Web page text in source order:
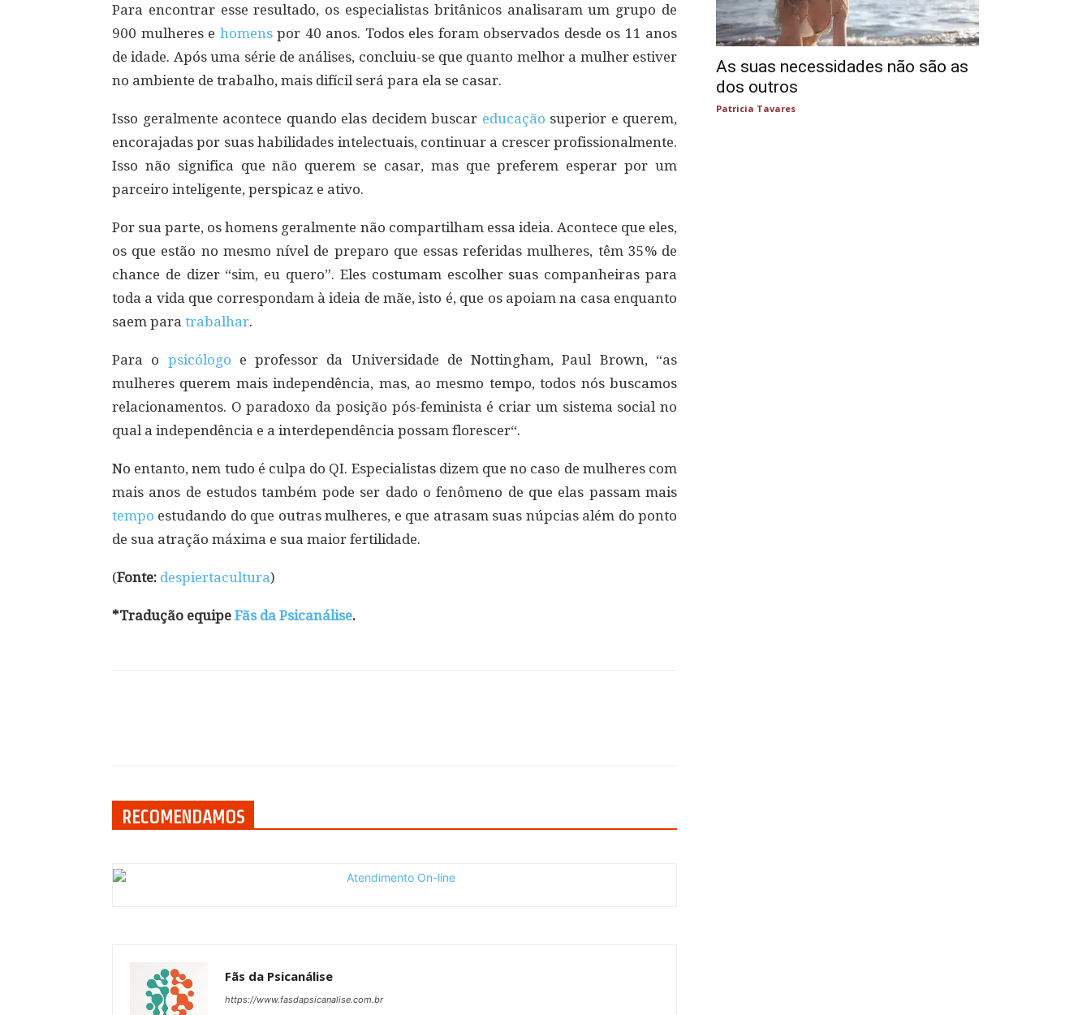
Para encontrar esse resultado, os especialistas britânicos analisaram um grupo de
900 mulheres e homenspor 40 anos. Todos eles foram observados desde os 11 anos
de idade. Após uma série de análises, concluiu-se que quanto melhor a mulher estiver
no ambiente de trabalho, mais difícil será para ela se casar.
Isso geralmente acontece quando elas decidem buscar educação superior e querem,
encorajadas por suas habilidades intelectuais, continuar a crescer profissionalmente.
Isso não significa que não querem se casar, mas que preferem esperar por um
parceiro inteligente, perspicaz e ativo.
Por sua parte, os homens geralmente não compartilham essa ideia. Acontece que eles,
os que estão no mesmo nível de preparo que essas referidas mulheres, têm 35% de
chance de dizer “sim, eu quero”. Eles costumam escolher suas companheiras para
toda a vida que correspondam à ideia de mãe, isto é, que os apoiam na casa enquanto
saem para trabalhar.
Para o psicólogo e professor da Universidade de Nottingham, Paul Brown, “as
mulheres querem mais independência, mas, ao mesmo tempo, todos nós buscamos
relacionamentos. O paradoxo da posição pós-feminista é criar um sistema social no
qual a independência e a interdependência possam florescer“.
No entanto, nem tudo é culpa do QI. Especialistas dizem que no caso de mulheres com
mais anos de estudos também pode ser dado o fenômeno de que elas passam mais
tempo estudando do que outras mulheres, e que atrasam suas núpcias além do ponto
de sua atração máxima e sua maior fertilidade.
(Fonte: despiertacultura)
*Tradução equipe Fãs da Psicanálise.
RECOMENDAMOS
Fãs da Psicanálise
https://www.fasdapsicanalise.com.br
As suas necessidades não são as
dos outros
Patricia Tavares